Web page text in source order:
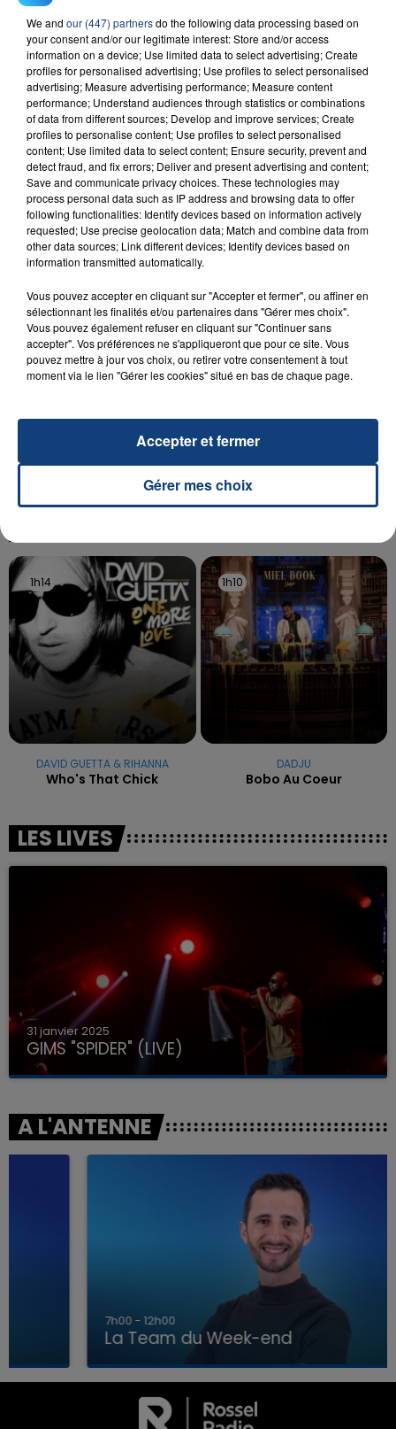
LA TEAM DU WEEK-END
FIL D'ACTU
23 juillet 2026
INCENDIE MORTEL À LENS : UNE FEMME ET
SON BÉBÉ ENTRE LA VIE ET LA...
Un homme s'est immolé par le feu après avoir
aspergé sa compagne et leur bébé de trois mois
d'un liquide inflammable.
OPÉRER DE LA CHEVILLE RESSORT DE LA...
La famille a porté plainte contre la clinique qui a
reconnu sa responsabilité et présenté ses
excuses.
1h14
1h14
DAVID GUETTA & RIHANNA
Who's That Chick
1h10
1h10
DADJU
Bobo Au Coeur
LES LIVES
31 janvier 2025
GIMS "SPIDER" (LIVE)
A L'ANTENNE
La Team du Week-end
We and our (447) partnersdo the following data processing based on
your consent and/or our legitimate interest: Store and/or access
information on a device; Use limited data to select advertising; Create
profiles for personalised advertising; Use profiles to select personalised
advertising; Measure advertising performance; Measure content
performance; Understand audiences through statistics or combinations
of data from different sources; Develop and improve services; Create
profiles to personalise content; Use profiles to select personalised
content; Use limited data to select content; Ensure security, prevent and
detect fraud, and fix errors; Deliver and present advertising and content;
Save and communicate privacy choices. These technologies may
process personal data such as IP address and browsing data to offer
following functionalities: Identify devices based on information actively
requested; Use precise geolocation data; Match and combine data from
other data sources; Link different devices; Identify devices based on
information transmitted automatically.
Vous pouvez accepter en cliquant sur "Accepter et fermer", ou affiner en
sélectionnant les finalités et/ou partenaires dans "Gérer mes choix".
Vous pouvez également refuser en cliquant sur "Continuer sans
accepter". Vos préférences ne s'appliqueront que pour ce site. Vous
pouvez mettre à jour vos choix, ou retirer votre consentement à tout
moment via le lien "Gérer les cookies" situé en bas de chaque page.
Gérer mes choix
Accepter et fermer